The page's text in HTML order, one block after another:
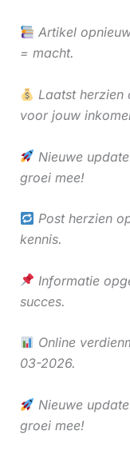
Artikel
= macht.
Laatst herzien
voor jouw
Nieuwe
groei mee!
Post herzien
kennis.
Informatie
succes.
Online
03-2026.
Nieuwe
groei mee!